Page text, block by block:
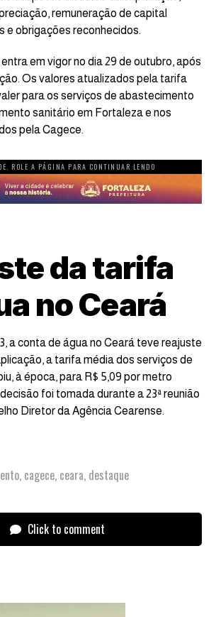
remuneração de capital
e obrigações reconhecidos.
em vigor no dia 29 de outubro, após
Os valores atualizados pela tarifa
para os serviços de abastecimento
sanitário em Fortaleza e nos
pela Cagece.
ROLE A PÁGINA PARA CONTINUAR LENDO
da tarifa
no Ceará
a conta de água no Ceará teve reajuste
a tarifa média dos serviços de
à época, para R$ 5,09 por metro
foi tomada durante a 23ª reunião
Diretor da Agência Cearense.
, cagece, ceara, destaque
Click to comment